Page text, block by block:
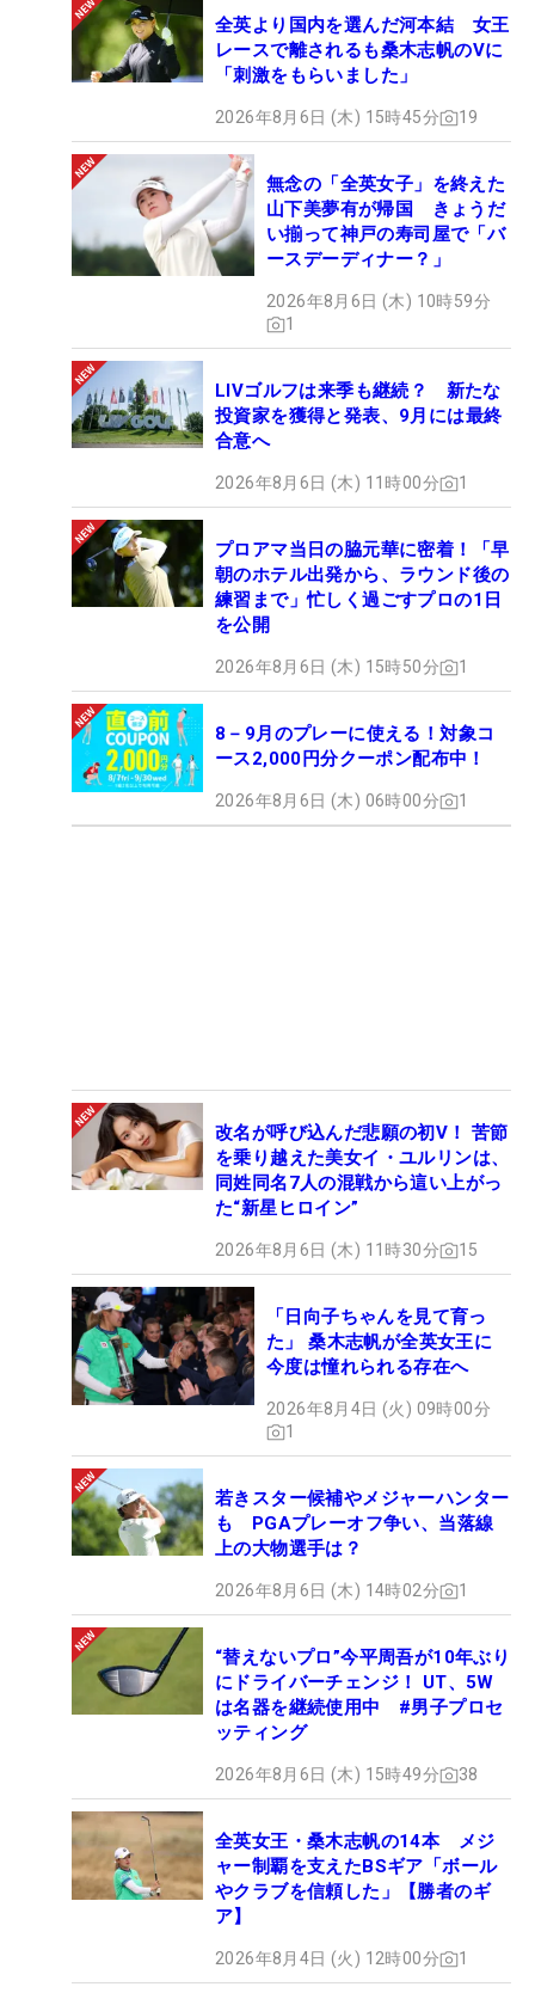
全英より国内を選んだ河本結 女王
レースで離されるも桑木志帆のVに
「刺激をもらいました」
2026年8月6日 (木) 15時45分 19
無念の「全英女子」を終えた
山下美夢有が帰国 きょうだ
い揃って神戸の寿司屋で「バ
ースデーディナー？」
2026年8月6日 (木) 10時59分
1
LIVゴルフは来季も継続？ 新たな
投資家を獲得と発表、9月には最終
合意へ
2026年8月6日 (木) 11時00分 1
プロアマ当日の脇元華に密着！「早
朝のホテル出発から、ラウンド後の
練習まで」忙しく過ごすプロの1日
を公開
2026年8月6日 (木) 15時50分 1
8－9月のプレーに使える！対象コ
ース2,000円分クーポン配布中！
2026年8月6日 (木) 06時00分 1
改名が呼び込んだ悲願の初V！ 苦節
を乗り越えた美女イ・ユルリンは、
同姓同名7人の混戦から這い上がっ
た“新星ヒロイン”
2026年8月6日 (木) 11時30分 15
「日向子ちゃんを見て育っ
た」 桑木志帆が全英女王に
今度は憧れられる存在へ
2026年8月4日 (火) 09時00分
1
若きスター候補やメジャーハンター
も PGAプレーオフ争い、当落線
上の大物選手は？
2026年8月6日 (木) 14時02分 1
“替えないプロ”今平周吾が10年ぶり
にドライバーチェンジ！ UT、5W
は名器を継続使用中 #男子プロセ
ッティング
2026年8月6日 (木) 15時49分 38
全英女王・桑木志帆の14本 メジ
ャー制覇を支えたBSギア「ボール
やクラブを信頼した」【勝者のギ
ア】
2026年8月4日 (火) 12時00分 1